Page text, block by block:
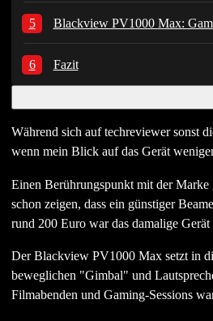
Blackview PV1000 Max:
Fazit
Während sich auf techreviewer sonst
wenn mein Blick auf das Gerät
Einen Berührungspunkt mit der
schon zeigen, dass ein günstiger
rund 200 Euro war das damalige
Der Blackview PV1000 Max setzt in
beweglichen "Gimbal" und
Filmabenden und Gaming-Sessions